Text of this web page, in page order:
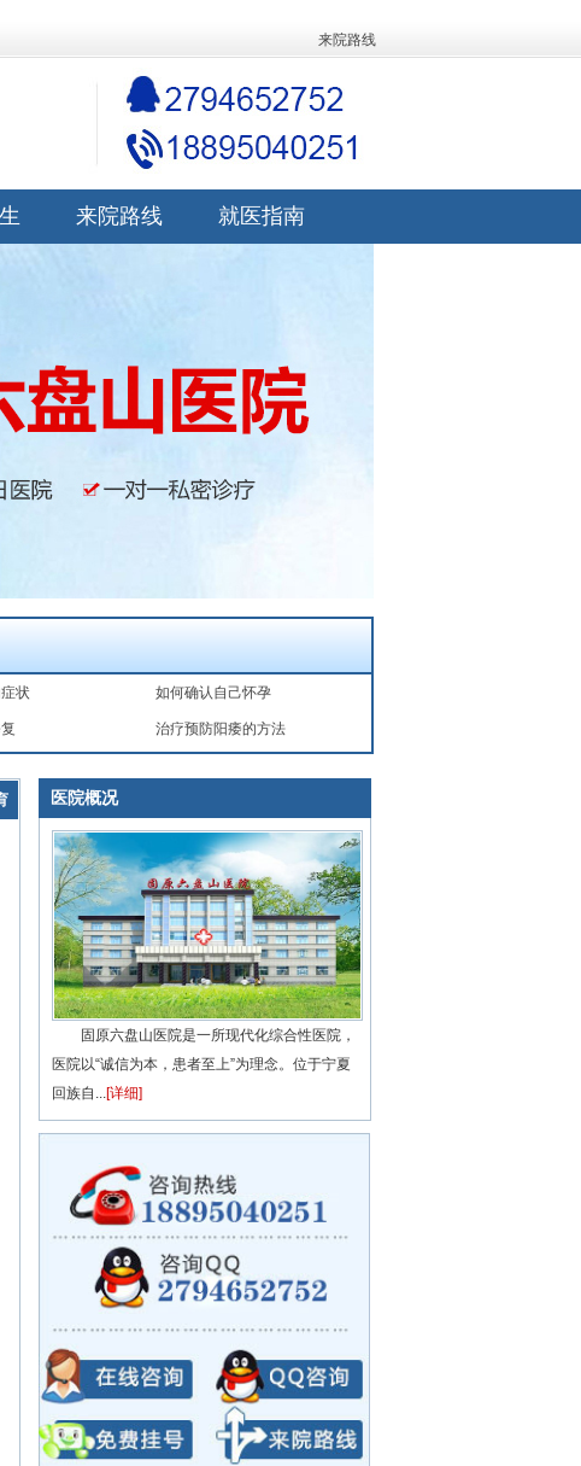
来院路线
来院路线
来院路线
就医指南
就医指南
状 如何确认自己怀孕
治疗预防阳痿的方法
医院概况
固原六盘山医院是一所现代化综合性医院，
医院以“诚信为本，患者至上”为理念。位于宁夏
回族自...[详细]